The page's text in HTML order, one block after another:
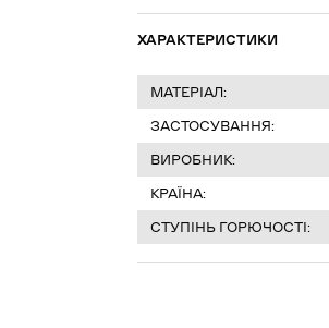
ХАРАКТЕРИСТИКИ
МАТЕРІАЛ:
ЗАСТОСУВАННЯ:
ВИРОБНИК:
КРАЇНА:
СТУПІНЬ ГОРЮЧОСТІ: